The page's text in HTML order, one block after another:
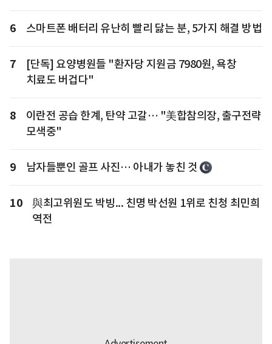
6 스마트폰 배터리 유난히 빨리 닳는 분, 5가지 해결 방법
7
[단독] 요양병원들 "환자당 지원금 7980원, 욕창
치료도 버겁다"
8
이란전 공습 한계, 탄약 고갈… "美합참의장, 출구전략
모색중"
9 남자들뿐인 골프 사진… 아내가 놓친 것
10
與최고위원도 박빙... 친명 박선원 1위로 친청 최민희
역전